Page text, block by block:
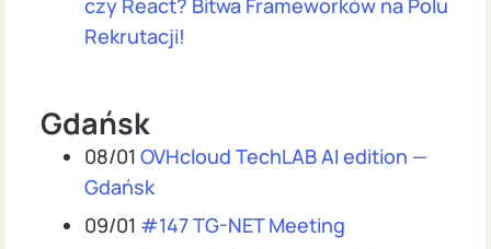
czy React? Bitwa Frameworków na Polu
Rekrutacji!
Gdańsk
08/01 OVHcloud TechLAB AI edition —
Gdańsk
09/01 #147 TG-NET Meeting